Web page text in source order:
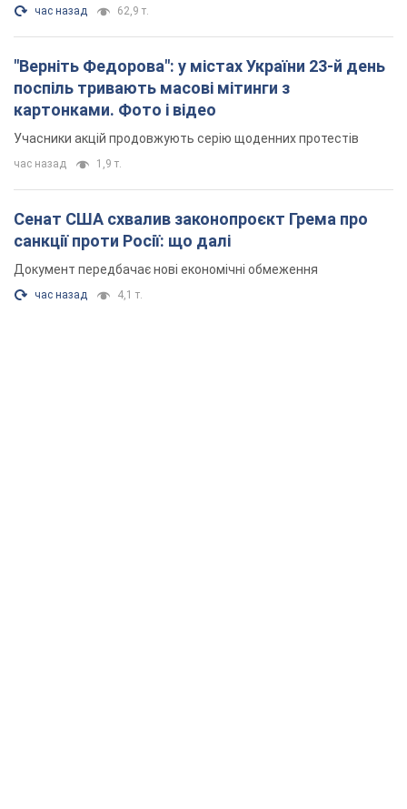
час назад 62,9 т.
"Верніть Федорова": у містах України 23-й день
поспіль тривають масові мітинги з
картонками. Фото і відео
Учасники акцій продовжують серію щоденних протестів
час назад 1,9 т.
Сенат США схвалив законопроєкт Грема про
санкції проти Росії: що далі
Документ передбачає нові економічні обмеження
час назад 4,1 т.